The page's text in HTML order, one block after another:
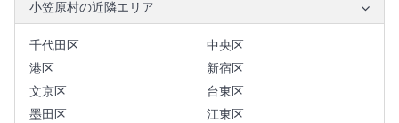
小笠原村の近隣エリア
千代田区
中央区
港区
新宿区
文京区
台東区
墨田区
江東区